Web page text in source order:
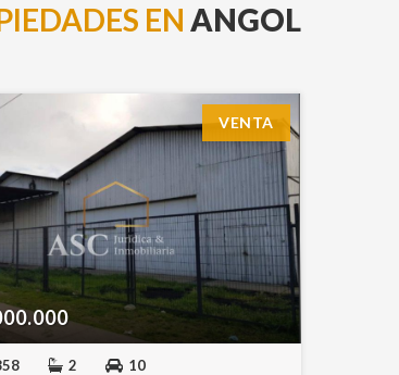
EN ANGOL
VENTA
2 10